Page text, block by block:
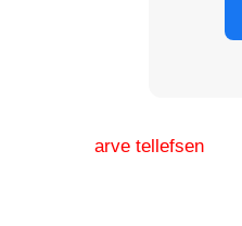
arve tellefsen